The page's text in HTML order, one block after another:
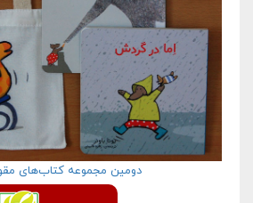
دومین مجموعه کتاب‌های